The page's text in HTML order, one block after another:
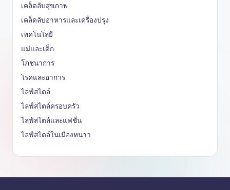
เคล็ดลับสุขภาพ
เคล็ดลับอาหารและเครื่องปรุง
เทคโนโลยี
แม่และเด็ก
โภชนาการ
โรคและอาการ
ไลฟ์สไตล์
ไลฟ์สไตล์ครอบครัว
ไลฟ์สไตล์และแฟชั่น
ไลฟ์สไตล์ในเมืองหนาว